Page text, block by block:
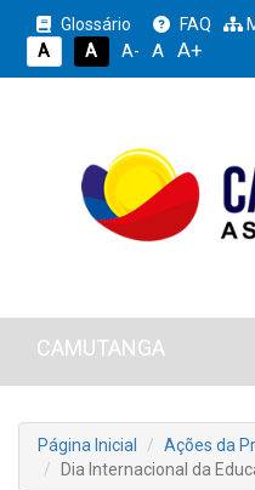
Glossário FAQ
A
A A- A A+
CAMUTANGA
Página Inicial
Ações da
Dia Internacional da